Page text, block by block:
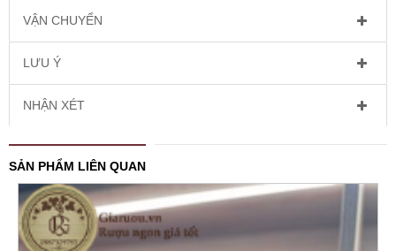
VẬN CHUYỂN
LƯU Ý
NHẬN XÉT
SẢN PHẨM LIÊN QUAN